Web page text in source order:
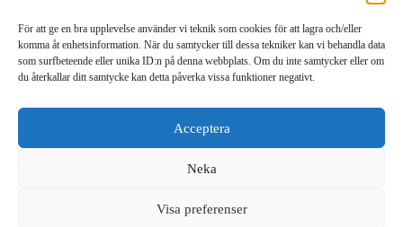
För att ge en bra upplevelse använder vi teknik som cookies för att lagra och/eller
komma åt enhetsinformation. När du samtycker till dessa tekniker kan vi behandla data
som surfbeteende eller unika ID:n på denna webbplats. Om du inte samtycker eller om
du återkallar ditt samtycke kan detta påverka vissa funktioner negativt.
Acceptera
Neka
Visa preferenser
DatalagringDatahastighetBränsleförbrukningAlla omvandlare
Information
SI-Systemet: SI-enheternas definition
Blogg